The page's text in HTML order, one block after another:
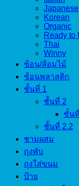
Japanese
Korean
Organic
Ready to
Thai
Winny
ช้อน/ส้อมไม้
ช้อนพลาสติก
ชั้นที่ 1
ชั้นที่ 2
ชั้น
ชั้นที่ 2.2
ชามผสม
ถุงพับ
ถุงใส่ขนม
ป้าย